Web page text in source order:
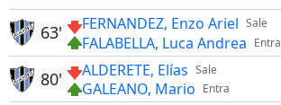
Sale
FERNANDEZ, Enzo Ariel
Entra
FALABELLA, Luca Andrea
63'
Sale
ALDERETE, Elías
Entra
GALEANO, Mario
80'